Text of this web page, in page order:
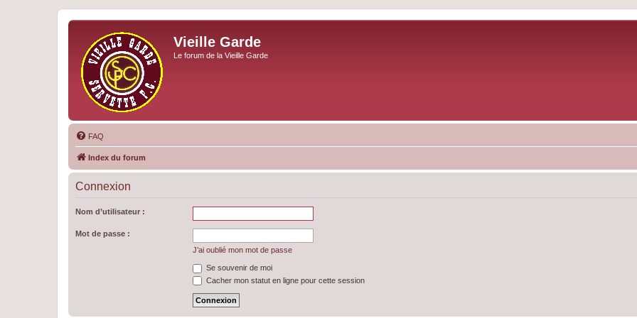
Vieille Garde
Le forum de la Vieille Garde
FAQ
Index du forum
Connexion
Nom d’utilisateur :
Mot de passe :
J’ai oublié mon mot de passe
Se souvenir de moi
Cacher mon statut en ligne pour cette session